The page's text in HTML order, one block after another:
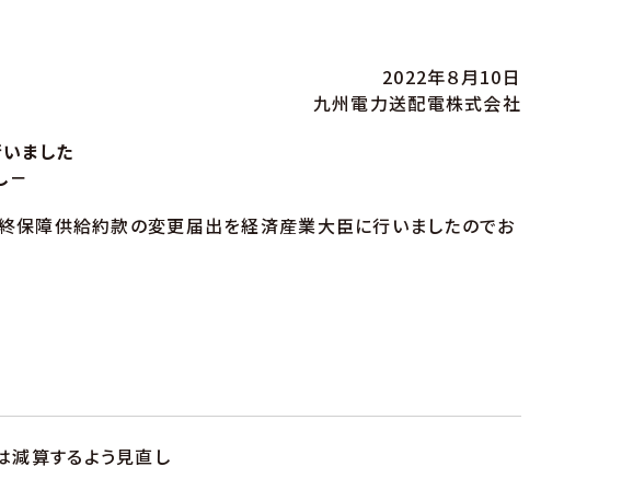
2022年８月10日
九州電力送配電株式会社
ました
－
保障供給約款の変更届出を経済産業大臣に行いましたのでお
算するよう見直し